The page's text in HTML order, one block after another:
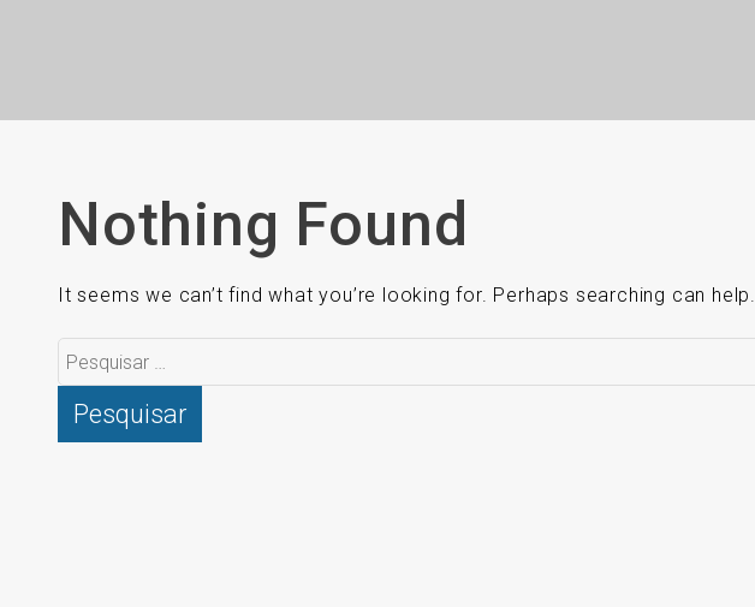
Nothing Found
It seems we can’t find what you’re looking for. Perhaps searching can help.
Pesquisar
por: